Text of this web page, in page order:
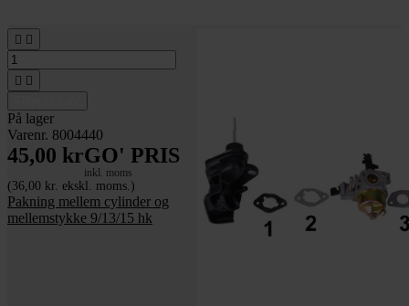
 
 
På lager
Varenr. 8004440
45,00 krGO' PRIS
inkl. moms
(36,00 kr. ekskl. moms.)
Pakning mellem cylinder og
mellemstykke 9/13/15 hk